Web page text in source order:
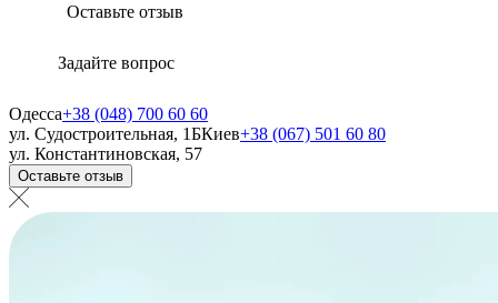
Оставьте отзыв
Задайте вопрос
Одесса+38 (048) 700 60 60
ул. Судостроительная, 1БКиев+38 (067) 501 60 80
ул. Константиновская, 57
Оставьте отзыв